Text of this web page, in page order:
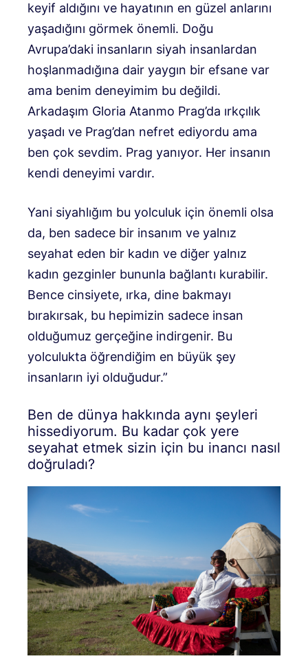
keyif aldığını ve hayatının en güzel anlarını
yaşadığını görmek önemli. Doğu
Avrupa’daki insanların siyah insanlardan
hoşlanmadığına dair yaygın bir efsane var
ama benim deneyimim bu değildi.
Arkadaşım Gloria Atanmo Prag’da ırkçılık
yaşadı ve Prag’dan nefret ediyordu ama
ben çok sevdim. Prag yanıyor. Her insanın
kendi deneyimi vardır.
Yani siyahlığım bu yolculuk için önemli olsa
da, ben sadece bir insanım ve yalnız
seyahat eden bir kadın ve diğer yalnız
kadın gezginler bununla bağlantı kurabilir.
Bence cinsiyete, ırka, dine bakmayı
bırakırsak, bu hepimizin sadece insan
olduğumuz gerçeğine indirgenir. Bu
yolculukta öğrendiğim en büyük şey
insanların iyi olduğudur.”
Ben de dünya hakkında aynı şeyleri
hissediyorum. Bu kadar çok yere
seyahat etmek sizin için bu inancı nasıl
doğruladı?